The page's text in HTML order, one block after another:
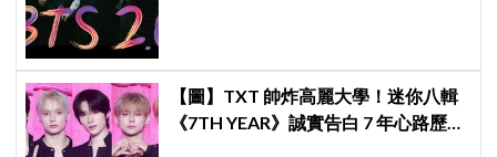
【圖】TXT 帥炸高麗大學！迷你八輯
《7TH YEAR》誠實告白 7 年心路歷